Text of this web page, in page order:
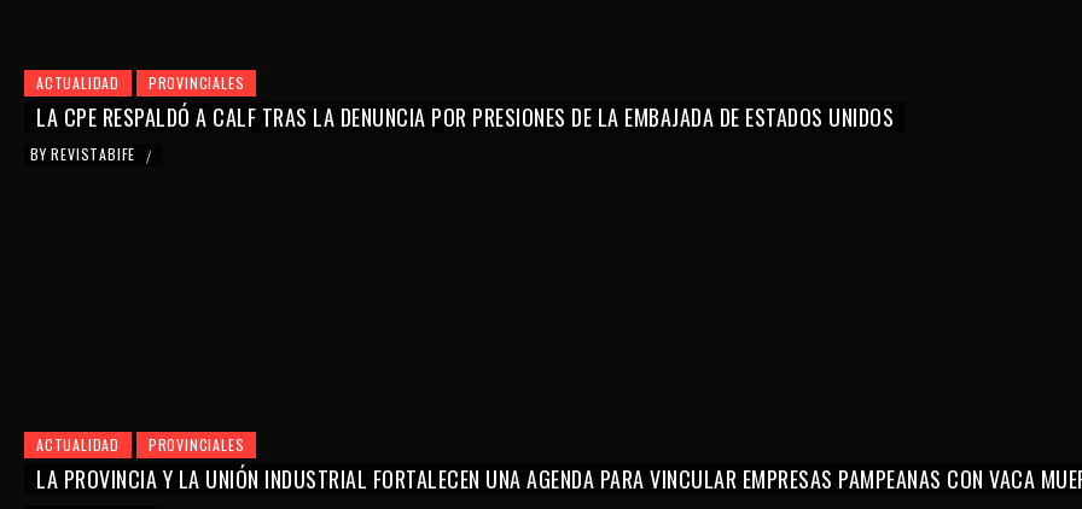
ACTUALIDAD PROVINCIALES
LA CPE RESPALDÓ A CALF TRAS LA DENUNCIA POR PRESIONES DE LA EMBAJADA DE ESTADOS UNIDOS
BY REVISTABIFE /
ACTUALIDAD PROVINCIALES
LA PROVINCIA Y LA UNIÓN INDUSTRIAL FORTALECEN UNA AGENDA PARA VINCULAR EMPRESAS PAMPEANAS CON VACA